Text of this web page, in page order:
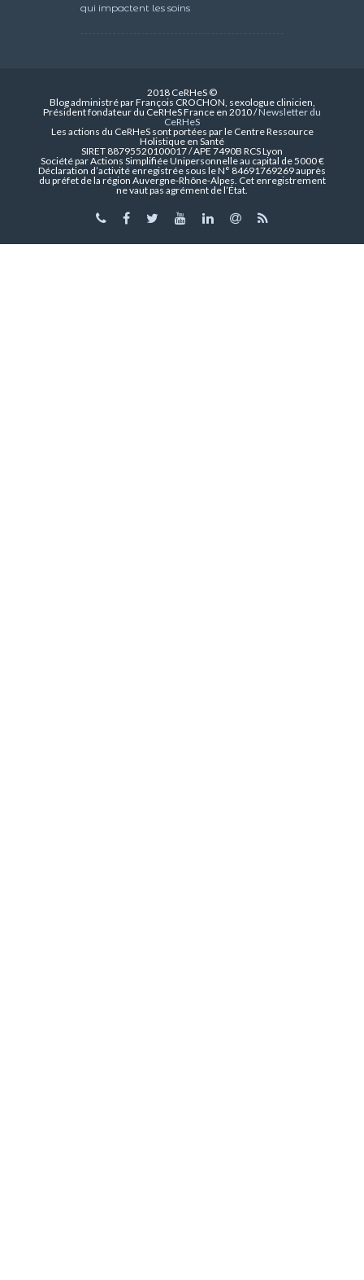
qui impactent les soins
2018 CeRHeS ©
Blog administré par François CROCHON, sexologue clinicien,
Président fondateur du CeRHeS France en 2010 /Newsletter du
CeRHeS
Les actions du CeRHeS sont portées par le Centre Ressource
Holistique en Santé
SIRET 88795520100017 / APE 7490B RCS Lyon
Société par Actions Simplifiée Unipersonnelle au capital de 5000 €
Déclaration d’activité enregistrée sous le N° 84691769269 auprès
du préfet de la région Auvergne-Rhône-Alpes. Cet enregistrement
ne vaut pas agrément de l’État.